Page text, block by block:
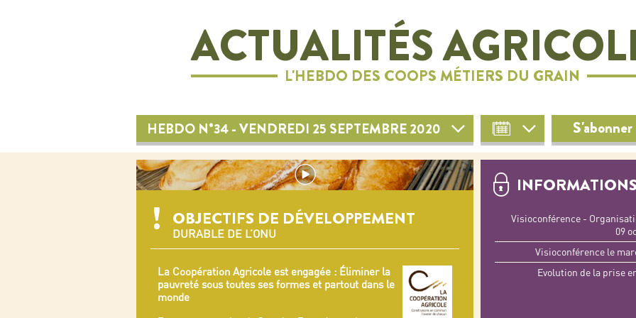
ACTUALITÉS
L'HEBDO DES COOPS MÉTIERS DU GRAIN
HEBDO N°34 - VENDREDI 25 SEPTEMBRE 2020
OBJECTIFS DE DÉVELOPPEMENT
DURABLE DE L’ONU
La Coopération Agricole est engagée : Éliminer la
pauvreté sous toutes ses formes et partout dans le
monde
Visioconférence -
09
Visioconférence le
Evolution de la prise